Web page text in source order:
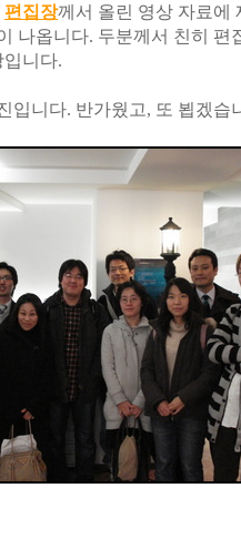
편집장께서 올린 영상 자료에
나옵니다. 두분께서 친히 편
니다.
입니다. 반가웠고, 또 뵙겠습